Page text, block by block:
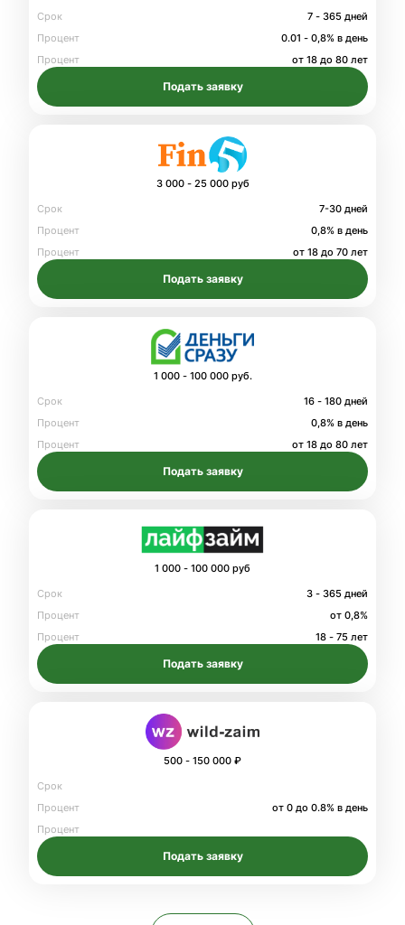
Срок
7 - 365 дней
Процент
0.01 - 0,8% в день
Процент
от 18 до 80 лет
Подать заявку
3 000 - 25 000 руб
Срок
7-30 дней
Процент
0,8% в день
Процент
от 18 до 70 лет
Подать заявку
1 000 - 100 000 руб.
Срок
16 - 180 дней
Процент
0,8% в день
Процент
от 18 до 80 лет
Подать заявку
1 000 - 100 000 руб
Срок
3 - 365 дней
Процент
от 0,8%
Процент
18 - 75 лет
Подать заявку
500 - 150 000 ₽
Срок
Процент
от 0 до 0.8% в день
Процент
Подать заявку